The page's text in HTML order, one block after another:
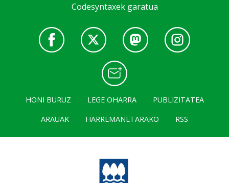
Codesyntaxek garatua
HONI BURUZ LEGE OHARRA
PUBLIZITATEA
ARAUAK
HARREMANETARAKO RSS